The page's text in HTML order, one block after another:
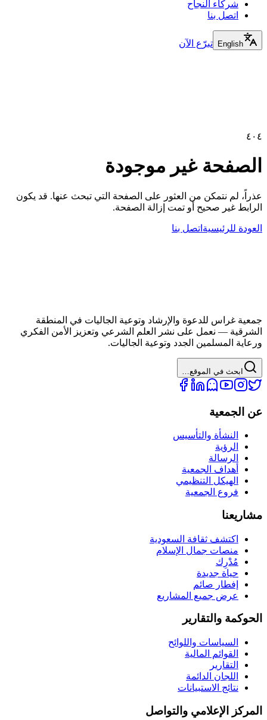
شركاء النجاح
اتصل بنا
English تبرّع الآن
غير موجودة
لم نتمكن من العثور على الصفحة التي تبحث عنها. قد يكون
غير صحيح أو تمت إزالة الصفحة.
للرئيسيةاتصل بنا
غراس للدعوة والإرشاد وتوعية الجاليات في المنطقة
— نعمل على نشر العلم الشرعي وتعزيز الأمن الفكري
المسلمين الجدد وتوعية الجاليات.
ابحث في الموقع…
الجمعية
النشأة والتأسيس
الرؤية
الرسالة
أهداف الجمعية
الهيكل التنظيمي
فروع الجمعية
اكتشف ثقافة السعودية
منصات جمال الإسلام
مُدْرِك
حياة جديدة
إفطار صائم
عرض جميع المشاريع
والتقارير
السياسات واللوائح
القوائم المالية
التقارير
اللجان الدائمة
نتائج الاستبيانات
الإعلامي والتواصل